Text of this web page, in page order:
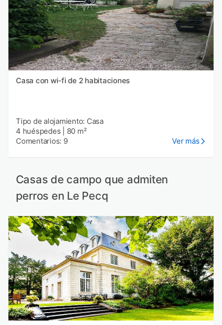
Casa con wi-fi de 2 habitaciones
Tipo de alojamiento: Casa
4 huéspedes
80 m²
Comentarios: 9
Ver más
Casas de campo que admiten
perros en Le Pecq